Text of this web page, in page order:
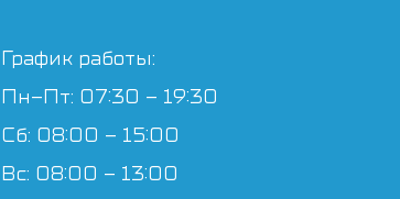
График работы:
Пн–Пт: 07:30 – 19:30
Сб: 08:00 – 15:00
Вс: 08:00 – 13:00